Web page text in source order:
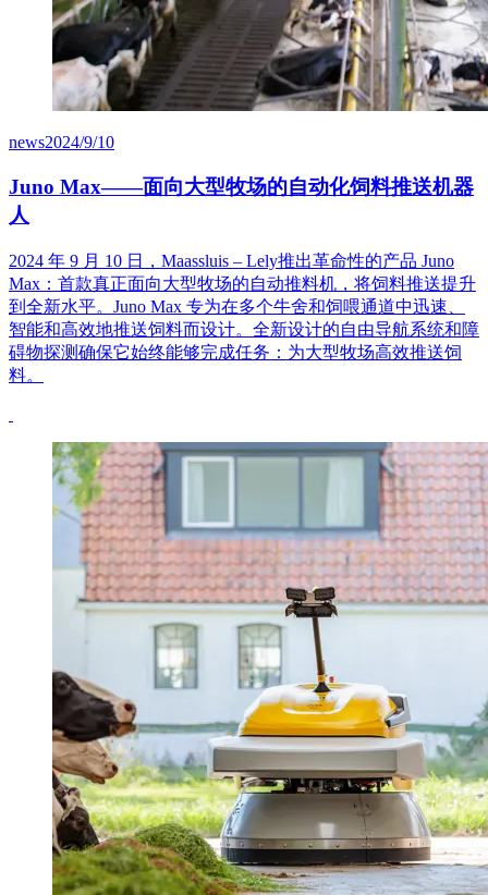
news2024/9/10
Juno Max——面向大型牧场的自动化饲料推送机器
人
2024 年 9 月 10 日，Maassluis – Lely推出革命性的产品 Juno
Max：首款真正面向大型牧场的自动推料机，将饲料推送提升
到全新水平。Juno Max 专为在多个牛舍和饲喂通道中迅速、
智能和高效地推送饲料而设计。全新设计的自由导航系统和障
碍物探测确保它始终能够完成任务：为大型牧场高效推送饲
料。